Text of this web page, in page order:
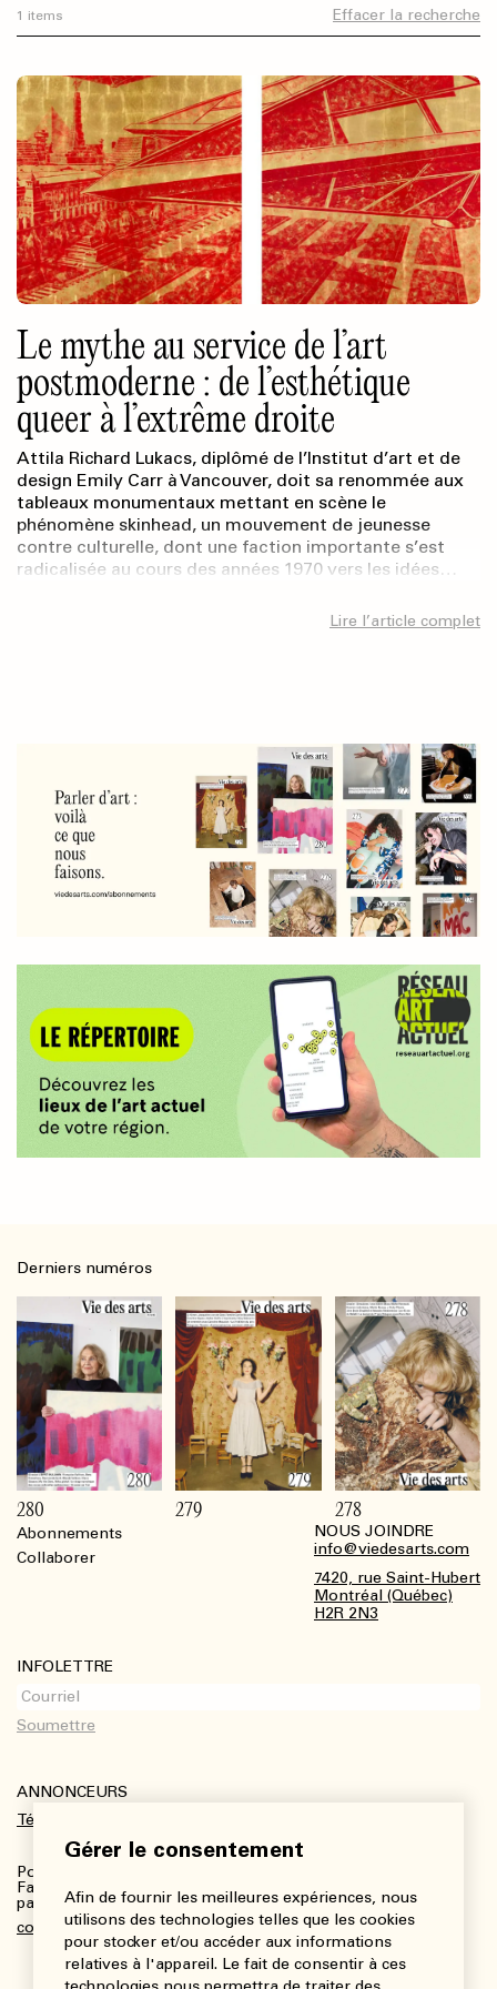
Gérer le consentement
Afin de fournir les meilleures expériences, nous
utilisons des technologies telles que les cookies
pour stocker et/ou accéder aux informations
relatives à l'appareil. Le fait de consentir à ces
1 items Effacer la recherche
Le mythe au service de l’art
postmoderne : de l’esthétique
queer à l’extrême droite
Attila Richard Lukacs, diplômé de l’Institut d’art et de
design Emily Carr à Vancouver, doit sa renommée aux
tableaux monumentaux mettant en scène le
phénomène skinhead, un mouvement de jeunesse
contre culturelle, dont une faction importante s’est
radicalisée au cours des années 1970 vers les idées…
Lire l’article complet
Abonnements
Collaborer
NOUS JOINDRE
info@viedesarts.com
7420, rue Saint-Hubert
Montréal (Québec)
H2R 2N3
INFOLETTRE
ANNONCEURS
Télécharger le kit média
Pour plus de renseignements :
Fanny Charbonneau, Responsable des communications,
partenariats et publicités
communications@viedesarts.com
Derniers numéros
280 279 278